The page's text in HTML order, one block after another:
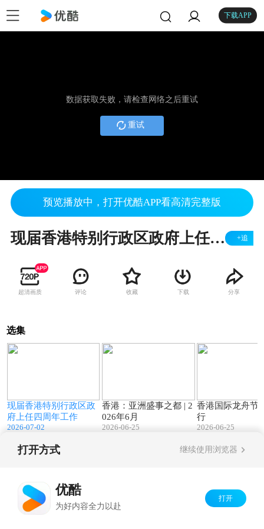
下载APP
数据获取失败，请检查网络之后重试
重试
预览播放中，打开优酷APP看高清完整版
现届香港特别行政区政府上任四周年工作 +追
超清画质 评论 收藏 下载 分享
选集
现届香港特别行政区政
府上任四周年工作
2026-07-02
香港：亚洲盛事之都 | 2
026年6月
2026-06-25
香港国际龙舟节
行
2026-06-25
打开方式 继续使用浏览器
优酷
为好内容全力以赴
打开